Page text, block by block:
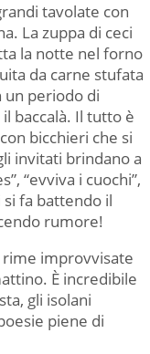
tavolate con
La zuppa di ceci
la notte nel forno
da carne stufata
un periodo di
baccalà. Il tutto è
bicchieri che si
invitati brindano a
“evviva i cuochi”,
si fa battendo il
rumore!
rime improvvisate
È incredibile
gli isolani
piene di